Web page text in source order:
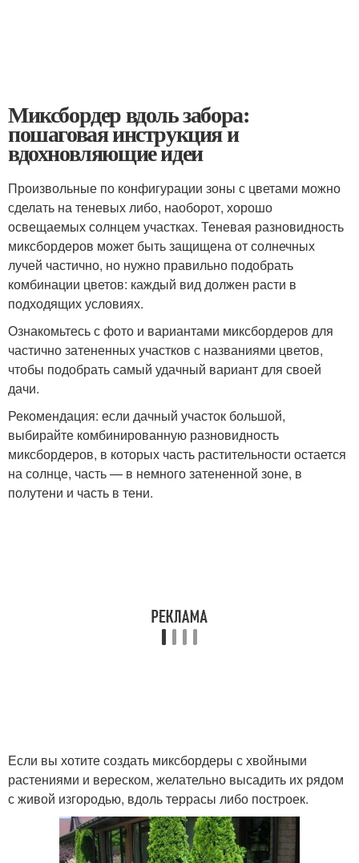
Миксбордер вдоль забора:
пошаговая инструкция и
вдохновляющие идеи
Произвольные по конфигурации зоны с цветами можно
сделать на теневых либо, наоборот, хорошо
освещаемых солнцем участках. Теневая разновидность
миксбордеров может быть защищена от солнечных
лучей частично, но нужно правильно подобрать
комбинации цветов: каждый вид должен расти в
подходящих условиях.
Ознакомьтесь с фото и вариантами миксбордеров для
частично затененных участков с названиями цветов,
чтобы подобрать самый удачный вариант для своей
дачи.
Рекомендация: если дачный участок большой,
выбирайте комбинированную разновидность
миксбордеров, в которых часть растительности остается
на солнце, часть — в немного затененной зоне, в
полутени и часть в тени.
Если вы хотите создать миксбордеры с хвойными
растениями и вереском, желательно высадить их рядом
с живой изгородью, вдоль террасы либо построек.